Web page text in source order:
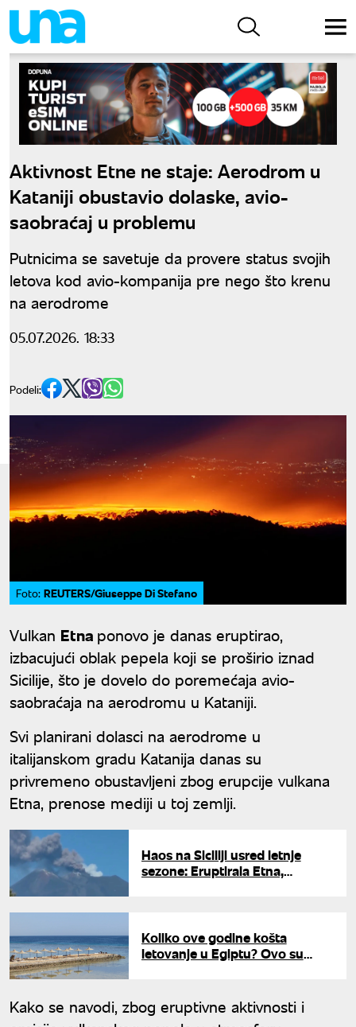
Aktivnost Etne ne staje: Aerodrom u
Kataniji obustavio dolaske, avio-
saobraćaj u problemu
Putnicima se savetuje da provere status svojih
letova kod avio-kompanija pre nego što krenu
na aerodrome
05.07.2026. 18:33
Podeli:
Foto: REUTERS/Giuseppe Di Stefano
Vulkan Etna ponovo je danas eruptirao,
izbacujući oblak pepela koji se proširio iznad
Sicilije, što je dovelo do poremećaja avio-
saobraćaja na aerodromu u Kataniji.
Svi planirani dolasci na aerodrome u
italijanskom gradu Katanija danas su
privremeno obustavljeni zbog erupcije vulkana
Etna, prenose mediji u toj zemlji.
Haos na Siciliji usred letnje
sezone: Eruptirala Etna,
Koliko ove godine košta
letovanje u Egiptu? Ovo su
Kako se navodi, zbog eruptivne aktivnosti i